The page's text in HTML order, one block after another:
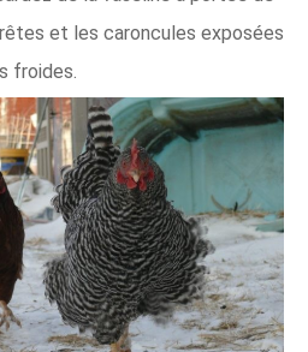
et les caroncules exposées
froides.